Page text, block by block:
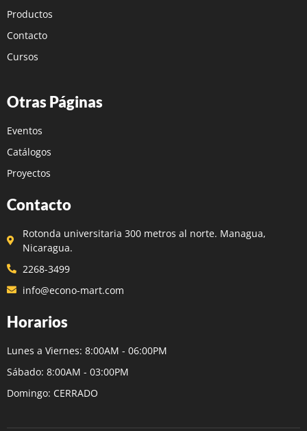
Productos
Contacto
Cursos
Otras Páginas
Eventos
Catálogos
Proyectos
Contacto
Rotonda universitaria 300 metros al norte. Managua,
Nicaragua.
2268-3499
info@econo-mart.com
Horarios
Lunes a Viernes: 8:00AM - 06:00PM
Sábado: 8:00AM - 03:00PM
Domingo: CERRADO